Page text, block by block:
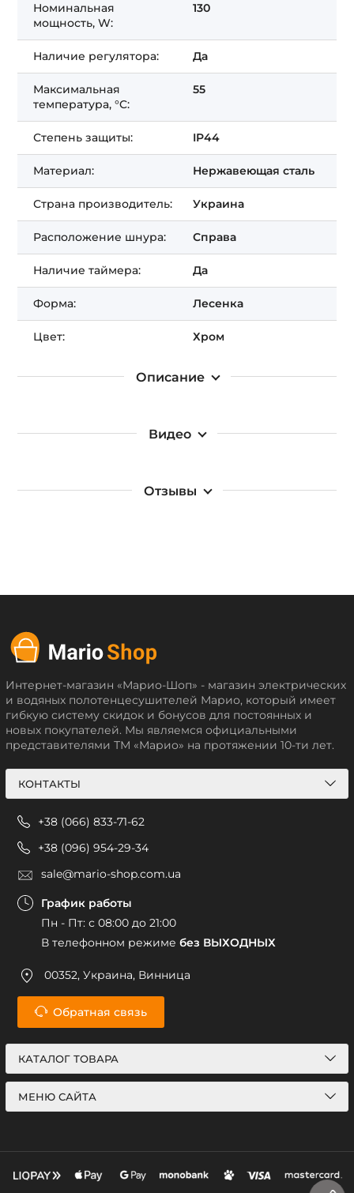
Описание
Номинальная
мощность, W:
130
Наличие регулятора: Да
Максимальная
температура, °C:
55
Степень защиты: IP44
Материал: Нержавеющая сталь
Страна производитель: Украина
Расположение шнура: Справа
Наличие таймера: Да
Форма: Лесенка
Цвет: Хром
Видео
Отзывы
Интернет-магазин «Марио-Шоп» - магазин электрических
и водяных полотенцесушителей Марио, который имеет
гибкую систему скидок и бонусов для постоянных и
новых покупателей. Мы являемся официальными
представителями ТМ «Марио» на протяжении 10-ти лет.
КОНТАКТЫ
+38 (066) 833-71-62
+38 (096) 954-29-34
sale@mario-shop.com.ua
График работы
Пн - Пт: с 08:00 до 21:00
В телефонном режиме без ВЫХОДНЫХ
00352, Украина, Винница
Обратная связь
КАТАЛОГ ТОВАРА
МЕНЮ САЙТА